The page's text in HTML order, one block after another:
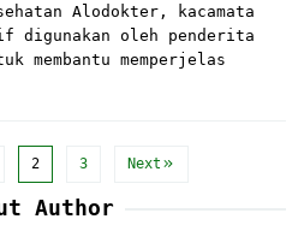
Alodokter, kacamata
digunakan oleh penderita
membantu memperjelas
2 3 Next
Author